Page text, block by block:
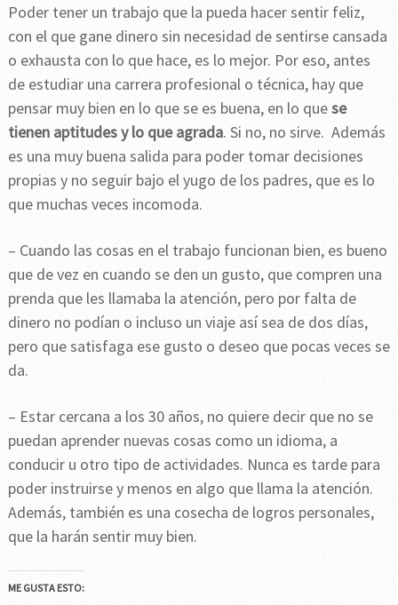
Poder tener un trabajo que la pueda hacer sentir feliz,
con el que gane dinero sin necesidad de sentirse cansada
o exhausta con lo que hace, es lo mejor. Por eso, antes
de estudiar una carrera profesional o técnica, hay que
pensar muy bien en lo que se es buena, en lo quese
tienen aptitudes y lo que agrada. Si no, no sirve. Además
es una muy buena salida para poder tomar decisiones
propias y no seguir bajo el yugo de los padres, que es lo
que muchas veces incomoda.
– Cuando las cosas en el trabajo funcionan bien, es bueno
que de vez en cuando se den un gusto, que compren una
prenda que les llamaba la atención, pero por falta de
dinero no podían o incluso un viaje así sea de dos días,
pero que satisfaga ese gusto o deseo que pocas veces se
da.
– Estar cercana a los 30 años, no quiere decir que no se
puedan aprender nuevas cosas como un idioma, a
conducir u otro tipo de actividades. Nunca es tarde para
poder instruirse y menos en algo que llama la atención.
Además, también es una cosecha de logros personales,
que la harán sentir muy bien.
ME GUSTA ESTO: